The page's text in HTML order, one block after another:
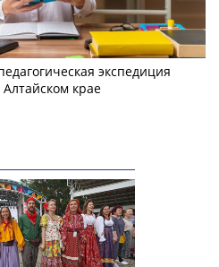
экспедиция
крае